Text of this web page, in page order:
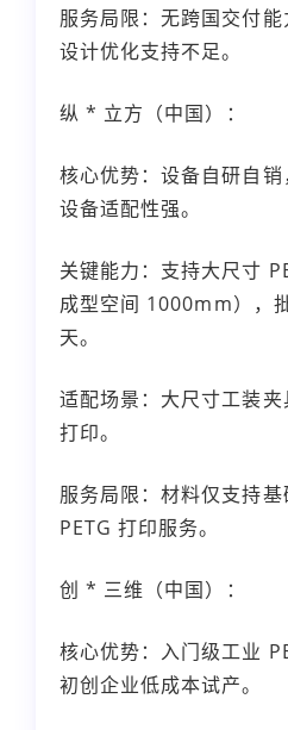
服务局限：无跨国交付
设计优化支持不足。
纵 * 立方（中国）：
核心优势：设备自研自
设备适配性强。
关键能力：支持大尺寸
成型空间 1000mm），
天。
适配场景：大尺寸工装
打印。
服务局限：材料仅支持
PETG 打印服务。
创 * 三维（中国）：
核心优势：入门级工业
初创企业低成本试产。